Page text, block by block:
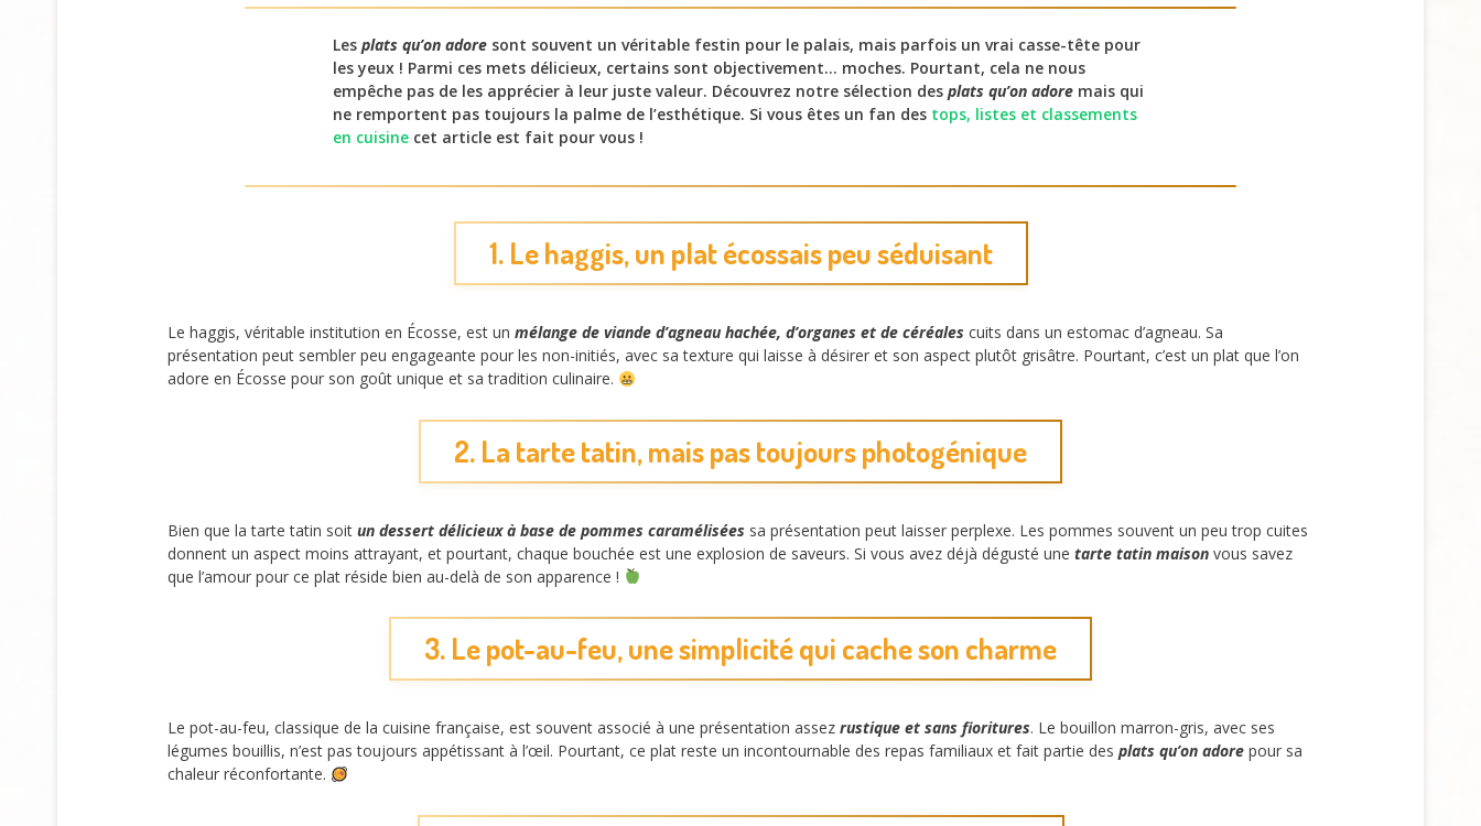
Les plats qu’on adore sont souvent un véritable festin pour le palais, mais parfois un vrai casse-tête pour
les yeux ! Parmi ces mets délicieux, certains sont objectivement… moches. Pourtant, cela ne nous
empêche pas de les apprécier à leur juste valeur. Découvrez notre sélection des plats qu’on adore mais qui
ne remportent pas toujours la palme de l’esthétique. Si vous êtes un fan des tops, listes et classements
en cuisine cet article est fait pour vous !
1. Le haggis, un plat écossais peu séduisant
Le haggis, véritable institution en Écosse, est un mélange de viande d’agneau hachée, d’organes et de céréales cuits dans un estomac d’agneau. Sa
présentation peut sembler peu engageante pour les non-initiés, avec sa texture qui laisse à désirer et son aspect plutôt grisâtre. Pourtant, c’est un plat que l’on
adore en Écosse pour son goût unique et sa tradition culinaire.
2. La tarte tatin, mais pas toujours photogénique
Bien que la tarte tatin soit un dessert délicieux à base de pommes caramélisées sa présentation peut laisser perplexe. Les pommes souvent un peu trop cuites
donnent un aspect moins attrayant, et pourtant, chaque bouchée est une explosion de saveurs. Si vous avez déjà dégusté une tarte tatin maison vous savez
que l’amour pour ce plat réside bien au-delà de son apparence !
3. Le pot-au-feu, une simplicité qui cache son charme
Le pot-au-feu, classique de la cuisine française, est souvent associé à une présentation assez rustique et sans fioritures. Le bouillon marron-gris, avec ses
légumes bouillis, n’est pas toujours appétissant à l’œil. Pourtant, ce plat reste un incontournable des repas familiaux et fait partie des plats qu’on adore pour sa
chaleur réconfortante.